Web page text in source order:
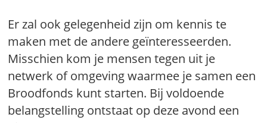
Er zal ook gelegenheid zijn om kennis te
maken met de andere geïnteresseerden.
Misschien kom je mensen tegen uit je
netwerk of omgeving waarmee je samen een
Broodfonds kunt starten. Bij voldoende
belangstelling ontstaat op deze avond een